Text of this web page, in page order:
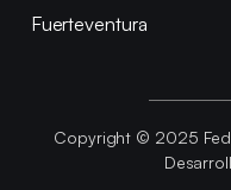
Fuerteventura
Copyright © 2025